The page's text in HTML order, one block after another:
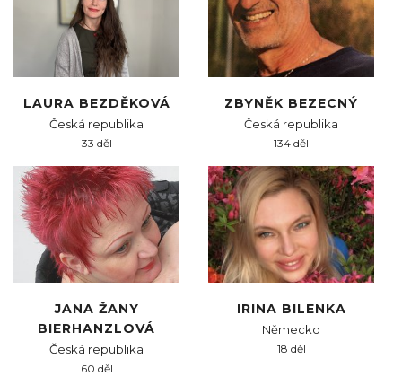
LAURA BEZDĚKOVÁ
Česká republika
33 děl
ZBYNĚK BEZECNÝ
Česká republika
134 děl
JANA ŽANY
BIERHANZLOVÁ
Česká republika
60 děl
IRINA BILENKA
Německo
18 děl